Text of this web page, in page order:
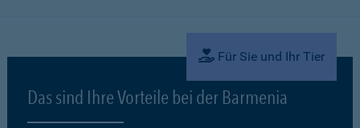
Für Sie und Ihr Tier
Das sind Ihre Vorteile bei der Barmenia